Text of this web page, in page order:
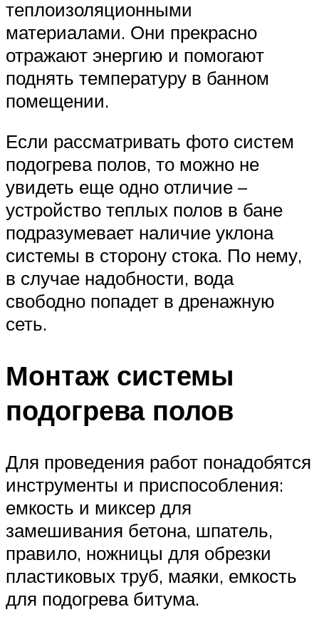
теплоизоляционными
материалами. Они прекрасно
отражают энергию и помогают
поднять температуру в банном
помещении.
Если рассматривать фото систем
подогрева полов, то можно не
увидеть еще одно отличие –
устройство теплых полов в бане
подразумевает наличие уклона
системы в сторону стока. По нему,
в случае надобности, вода
свободно попадет в дренажную
сеть.
Монтаж системы
подогрева полов
Для проведения работ понадобятся
инструменты и приспособления:
емкость и миксер для
замешивания бетона, шпатель,
правило, ножницы для обрезки
пластиковых труб, маяки, емкость
для подогрева битума.